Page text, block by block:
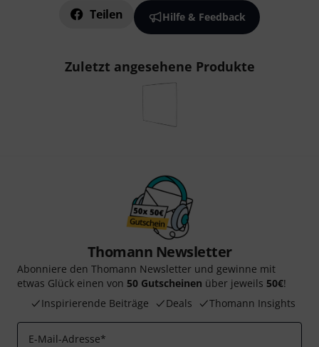
Teilen Hilfe & Feedback
Zuletzt angesehene Produkte
Thomann Newsletter
Abonniere den Thomann Newsletter und gewinne mit
etwas Glück einen von 50 Gutscheinen über jeweils 50€!
Inspirierende Beiträge
Deals Thomann Insights
E-Mail-Adresse*